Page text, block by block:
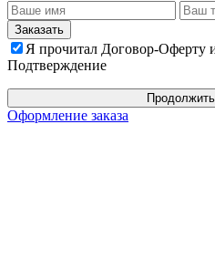
Я прочитал Договор-Оферту
Подтверждение
Оформление заказа